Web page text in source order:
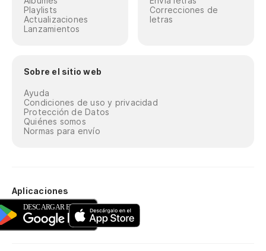
Playlists
Actualizaciones
Lanzamientos
Correcciones de
letras
Sobre el sitio web
Ayuda
Condiciones de uso y privacidad
Protección de Datos
Quiénes somos
Normas para envío
Aplicaciones